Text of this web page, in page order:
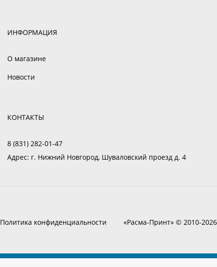
ИНФОРМАЦИЯ
О магазине
Новости
КОНТАКТЫ
8 (831) 282-01-47
Адрес: г. Нижний Новгород, Шуваловский проезд д. 4
Политика конфиденциальности «Расма-Принт» © 2010-2026